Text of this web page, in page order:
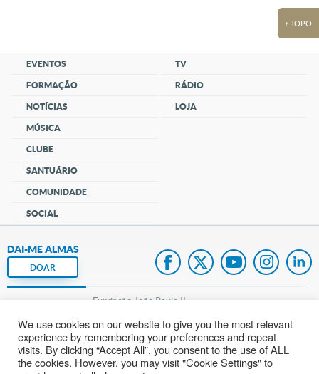
↑ TOPO
EVENTOS
FORMAÇÃO
NOTÍCIAS
MÚSICA
CLUBE
SANTUÁRIO
COMUNIDADE
SOCIAL
TV
RÁDIO
LOJA
DAI-ME ALMAS
DOAR
Fundação João Paulo II
Pedido de Oração
Mapa do site
We use cookies on our website to give you the most relevant
experience by remembering your preferences and repeat
visits. By clicking “Accept All”, you consent to the use of ALL
the cookies. However, you may visit "Cookie Settings" to